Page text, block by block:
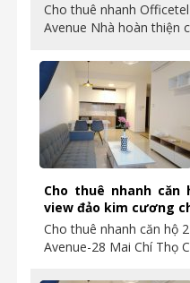
Cho thuê nhanh
Avenue Nhà hoàn thiện
Cho thuê nhanh căn
view đảo kim cương
Cho thuê nhanh căn hộ
Avenue-28 Mai Chí Thọ